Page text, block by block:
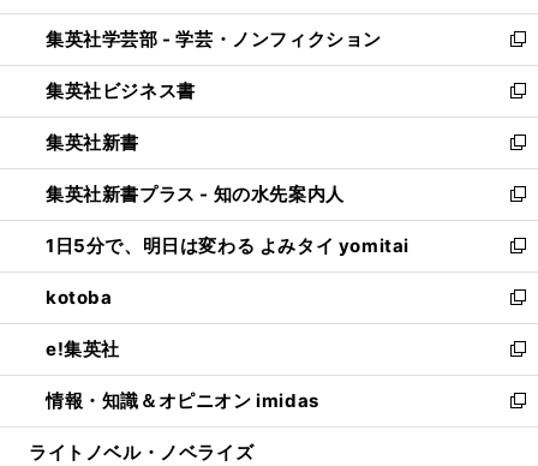
開
く
ウ
で
開
く
ン
ド
ウ
で
開
く
ウ
ィ
ン
ド
ウ
で
開
く
集英社学芸部 - 学芸・ノンフィクション
新
し
い
ウ
ィ
ン
ド
ウ
で
開
く
集英社ビジネス書
新
し
い
ウ
ィ
ン
ド
ウ
で
開
く
集英社新書
新
し
い
ウ
ィ
ン
ド
ウ
で
開
く
集英社新書プラス - 知の水先案内人
新
し
い
ウ
ィ
ン
ド
ウ
で
開
1日5分で、明日は変わる よみタイ yomitai
新
し
い
ウ
ィ
ン
ド
ウ
kotoba
新
し
い
ウ
ィ
ン
e!集英社
新
し
い
ウ
情報・知識＆オピニオン imidas
新
し
ライトノベル・ノベライズ